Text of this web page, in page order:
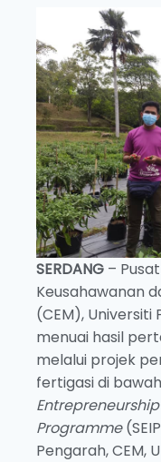
SERDANG –
Keusahawanan
(CEM), Universiti
menuai hasil
melalui projek
fertigasi di
Programme
Pengarah, CEM,